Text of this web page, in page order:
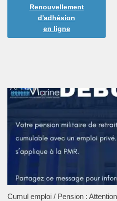
Renouvellement
d'adhésion
en ligne
Cumul emploi / Pension :